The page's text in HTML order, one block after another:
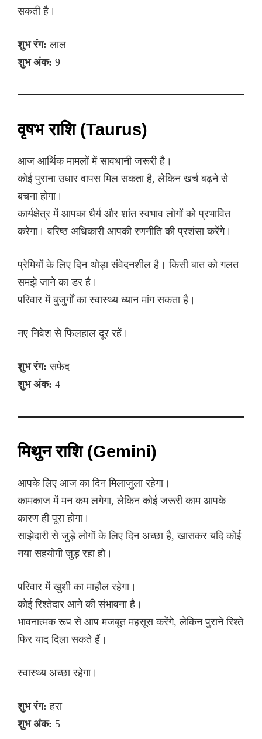
सकती है।
शुभ रंग: लाल
शुभ अंक: 9
वृषभ राशि (Taurus)
आज आर्थिक मामलों में सावधानी जरूरी है।
कोई पुराना उधार वापस मिल सकता है, लेकिन खर्च बढ़ने से
बचना होगा।
कार्यक्षेत्र में आपका धैर्य और शांत स्वभाव लोगों को प्रभावित
करेगा। वरिष्ठ अधिकारी आपकी रणनीति की प्रशंसा करेंगे।
प्रेमियों के लिए दिन थोड़ा संवेदनशील है। किसी बात को गलत
समझे जाने का डर है।
परिवार में बुजुर्गों का स्वास्थ्य ध्यान मांग सकता है।
नए निवेश से फिलहाल दूर रहें।
शुभ रंग: सफेद
शुभ अंक: 4
मिथुन राशि (Gemini)
आपके लिए आज का दिन मिलाजुला रहेगा।
कामकाज में मन कम लगेगा, लेकिन कोई जरूरी काम आपके
कारण ही पूरा होगा।
साझेदारी से जुड़े लोगों के लिए दिन अच्छा है, खासकर यदि कोई
नया सहयोगी जुड़ रहा हो।
परिवार में खुशी का माहौल रहेगा।
कोई रिश्तेदार आने की संभावना है।
भावनात्मक रूप से आप मजबूत महसूस करेंगे, लेकिन पुराने रिश्ते
फिर याद दिला सकते हैं।
स्वास्थ्य अच्छा रहेगा।
शुभ रंग: हरा
शुभ अंक: 5